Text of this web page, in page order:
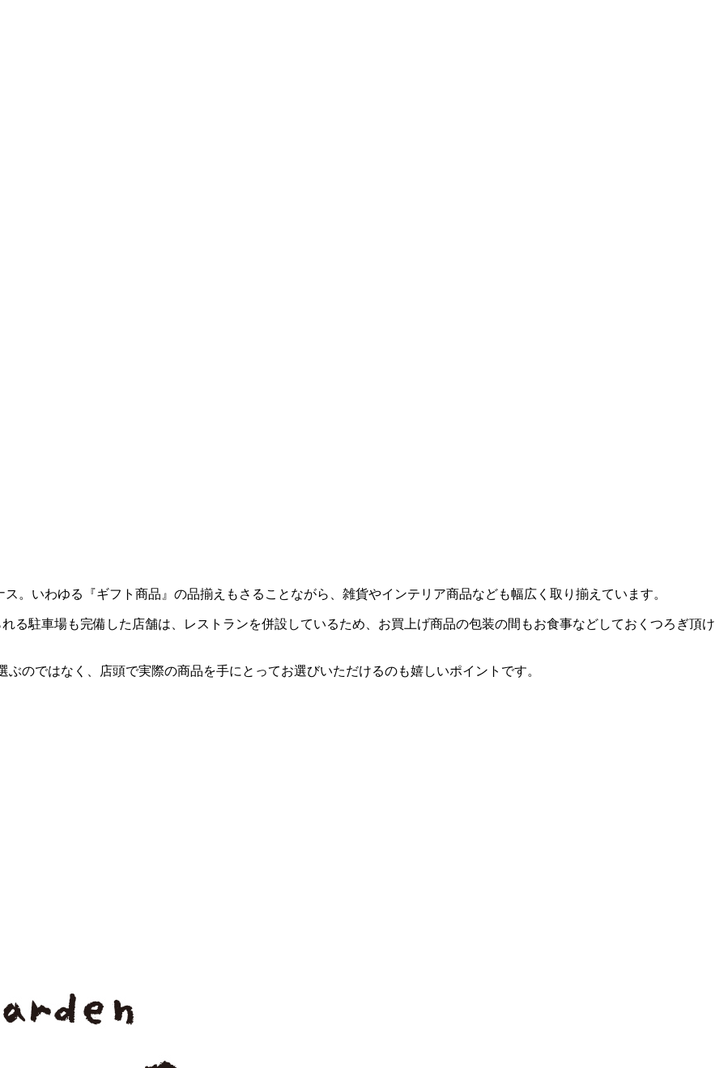
。いわゆる『ギフト商品』の品揃えもさることながら、雑貨やインテリア商品なども幅広く取り揃えています。
る駐車場も完備した店舗は、レストランを併設しているため、お買上げ商品の包装の間もお食事などしておくつろぎ頂け
のではなく、店頭で実際の商品を手にとってお選びいただけるのも嬉しいポイントです。